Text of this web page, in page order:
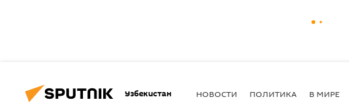
Узбекистан НОВОСТИ ПОЛИТИКА В МИРЕ